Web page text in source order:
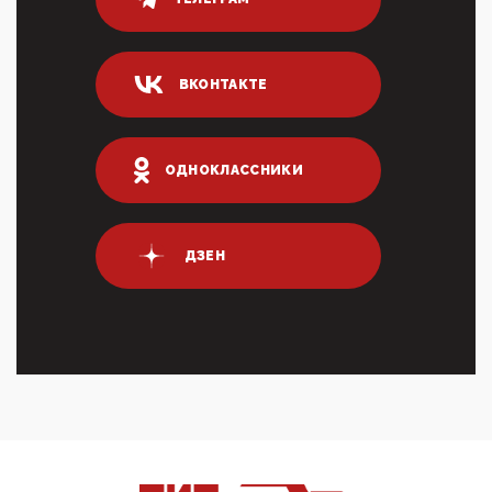
04:47, 10 Апреля 2026
ИНН для переводов по СБП это первый шаг из
логических двухЗаполнение ИНН при любых
переводах по ...
03:35, 10 Апреля 2026
крупных банках по итогам 2025 года превысило 63
млрд руб. ...
03:01, 10 Апреля 2026
что союзники просили Киев не наносить удары по
энергети...
01:54, 10 Апреля 2026
ВКОНТАКТЕ
ОДНОКЛАССНИКИ
ДЗЕН